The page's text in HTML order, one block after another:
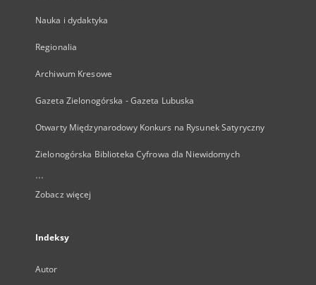
Nauka i dydaktyka
Regionalia
Archiwum Kresowe
Gazeta Zielonogórska - Gazeta Lubuska
Otwarty Międzynarodowy Konkurs na Rysunek Satyryczny
Zielonogórska Biblioteka Cyfrowa dla Niewidomych
...
Zobacz więcej
Indeksy
Autor